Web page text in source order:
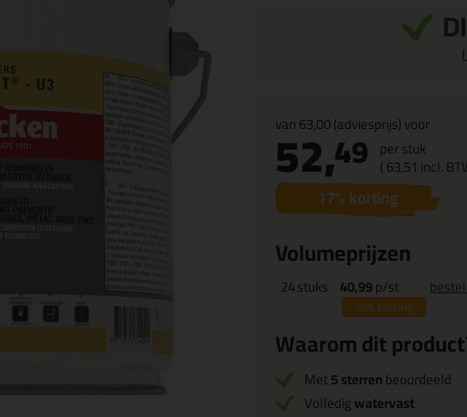
van63,00(adviesprijs) voor
52,49 per stuk
(63,51 incl.
17% korting
Volumeprijzen
24stuks 40,99p/st
35%korting
Waarom dit
Met5 sterrenbeoordeeld
Volledigwatervast